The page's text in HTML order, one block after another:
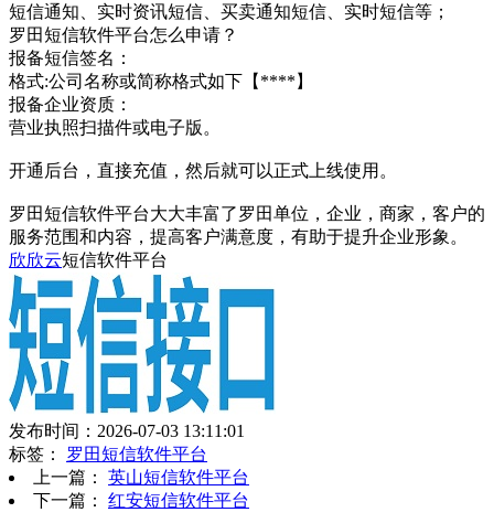
短信通知、实时资讯短信、买卖通知短信、实时短信等；
罗田短信软件平台怎么申请？
报备短信签名：
格式:公司名称或简称格式如下【****】
报备企业资质：
营业执照扫描件或电子版。
开通后台，直接充值，然后就可以正式上线使用。
罗田短信软件平台大大丰富了罗田单位，企业，商家，客户的
服务范围和内容，提高客户满意度，有助于提升企业形象。
欣欣云短信软件平台
发布时间：2026-07-03 13:11:01
标签： 罗田短信软件平台
上一篇： 英山短信软件平台
下一篇： 红安短信软件平台